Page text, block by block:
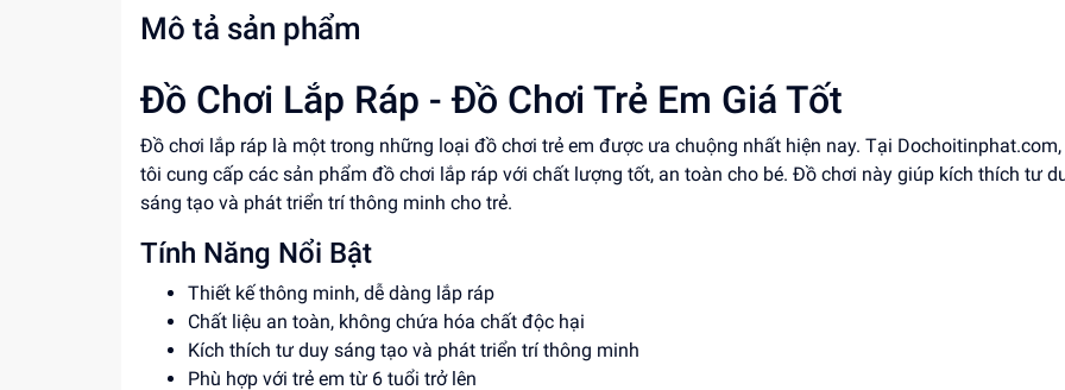
Mô tả sản phẩm
Đồ Chơi Lắp Ráp - Đồ Chơi Trẻ Em Giá Tốt
Đồ chơi lắp ráp là một trong những loại đồ chơi trẻ em được ưa chuộng nhất hiện nay. Tại
tôi cung cấp các sản phẩm đồ chơi lắp ráp với chất lượng tốt, an toàn cho bé. Đồ chơi này giúp kích thích tư
sáng tạo và phát triển trí thông minh cho trẻ.
Tính Năng Nổi Bật
Thiết kế thông minh, dễ dàng lắp ráp
Chất liệu an toàn, không chứa hóa chất độc hại
Kích thích tư duy sáng tạo và phát triển trí thông minh
Phù hợp với trẻ em từ 6 tuổi trở lên